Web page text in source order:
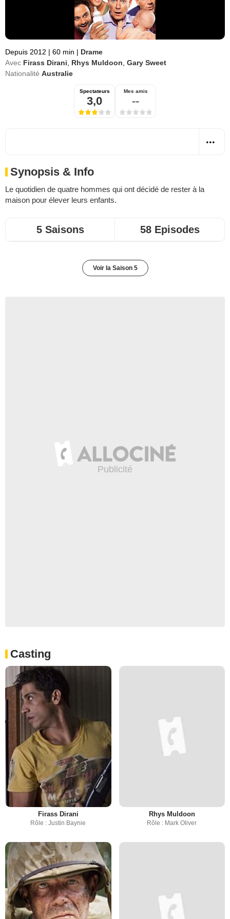
Depuis 2012 | 60 min | Drame
Avec Firass Dirani Rhys Muldoon Gary Sweet
Nationalité Australie
Spectateurs
3,0
Mes amis
--
Synopsis & Info
Le quotidien de quatre hommes qui ont décidé de rester à la
maison pour élever leurs enfants.
5 Saisons 58 Episodes
Voir la Saison 5
Casting
Firass Dirani
Rôle : Justin Baynie
Rhys Muldoon
Rôle : Mark Oliver